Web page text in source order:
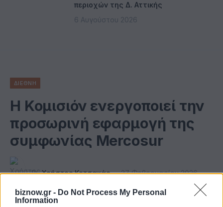
biznow.gr - Do Not Process My Personal
Information
περιοχών της Δ. Αττικής
6 Αυγούστου 2026
ΔΙΕΘΝΗ
Η Κομισιόν ενεργοποιεί την
προσωρινή εφαρμογή της
συμφωνίας Mercosur
By Χρήστος Κοτσακάς 27 Φεβρουαρίου 2026
3 Mins Read